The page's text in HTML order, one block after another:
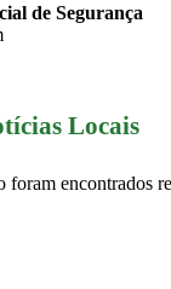
de Segurança
Locais
foram encontrados